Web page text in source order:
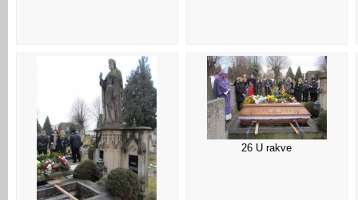
26 U rakve